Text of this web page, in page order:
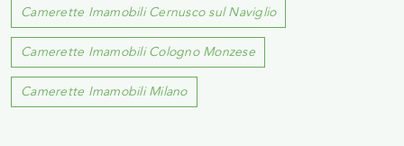
Camerette Imamobili Cernusco sul Naviglio
Camerette Imamobili Cologno Monzese
Camerette Imamobili Milano